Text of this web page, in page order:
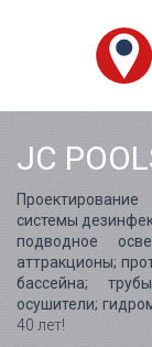
JC
системы
подводное
аттракционы;
бассейна;
осушители;
40 лет!